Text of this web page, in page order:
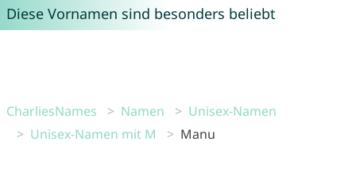
Diese Vornamen sind besonders beliebt
CharliesNames Namen
Unisex-Namen
Unisex-Namen mit M
Manu